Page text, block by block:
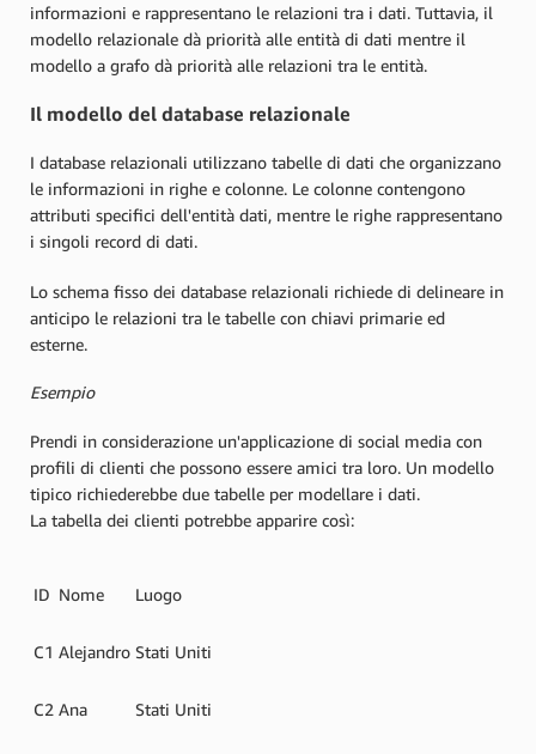
informazioni e rappresentano le relazioni tra i dati. Tuttavia, il
modello relazionale dà priorità alle entità di dati mentre il
modello a grafo dà priorità alle relazioni tra le entità.
Il modello del database relazionale
I database relazionali utilizzano tabelle di dati che organizzano
le informazioni in righe e colonne. Le colonne contengono
attributi specifici dell'entità dati, mentre le righe rappresentano
i singoli record di dati.
Lo schema fisso dei database relazionali richiede di delineare in
anticipo le relazioni tra le tabelle con chiavi primarie ed
esterne.
Esempio
Prendi in considerazione un'applicazione di social media con
profili di clienti che possono essere amici tra loro. Un modello
tipico richiederebbe due tabelle per modellare i dati.
La tabella dei clienti potrebbe apparire così:
ID Nome Luogo
C1 Alejandro Stati Uniti
C2 Ana Stati Uniti